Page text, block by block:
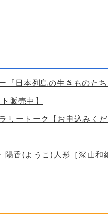
日本列島の生きものたち
販売中】
ートーク【お申込みくだ
(ようこ)人形［深山和